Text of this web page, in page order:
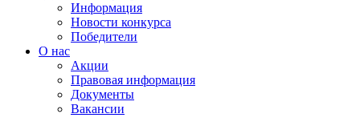
Информация
Новости конкурса
Победители
О нас
Акции
Правовая информация
Документы
Вакансии